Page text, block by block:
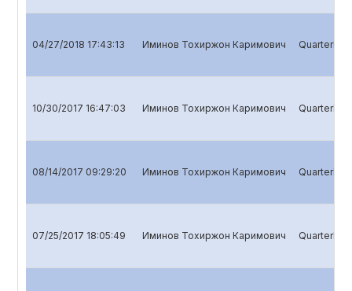
04/27/2018 17:43:13 Иминов Тохиржон Каримович Quarterly
10/30/2017 16:47:03 Иминов Тохиржон Каримович Quarterly
08/14/2017 09:29:20 Иминов Тохиржон Каримович Quarterly
07/25/2017 18:05:49 Иминов Тохиржон Каримович Quarterly